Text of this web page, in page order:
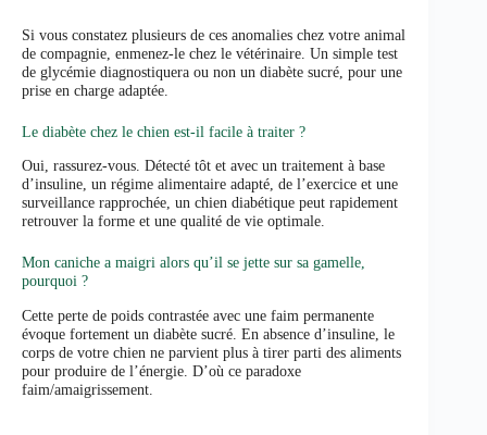
Si vous constatez plusieurs de ces anomalies chez votre animal
de compagnie, enmenez-le chez le vétérinaire. Un simple test
de glycémie diagnostiquera ou non un diabète sucré, pour une
prise en charge adaptée.
Le diabète chez le chien est-il facile à traiter ?
Oui, rassurez-vous. Détecté tôt et avec un traitement à base
d’insuline, un régime alimentaire adapté, de l’exercice et une
surveillance rapprochée, un chien diabétique peut rapidement
retrouver la forme et une qualité de vie optimale.
Mon caniche a maigri alors qu’il se jette sur sa gamelle,
pourquoi ?
Cette perte de poids contrastée avec une faim permanente
évoque fortement un diabète sucré. En absence d’insuline, le
corps de votre chien ne parvient plus à tirer parti des aliments
pour produire de l’énergie. D’où ce paradoxe
faim/amaigrissement.